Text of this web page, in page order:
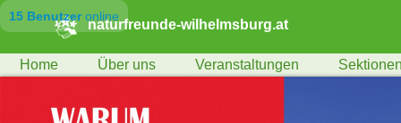
15 Benutzeronline
naturfreunde-wilhelmsburg.at
Home Über uns Veranstaltungen